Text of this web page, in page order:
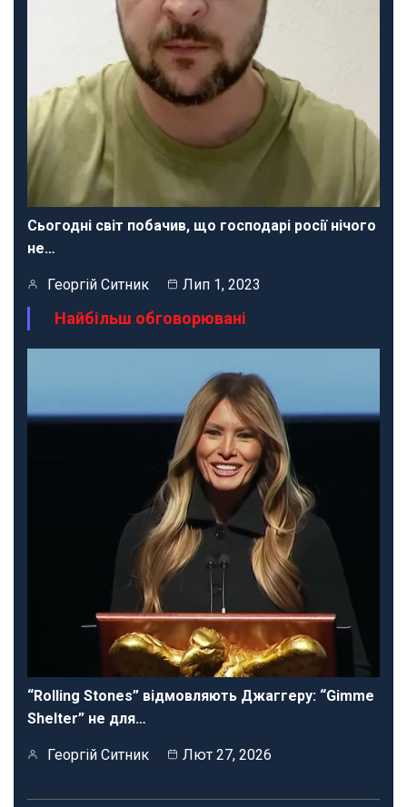
Сьогодні світ побачив, що господарі росії нічого
не…
Георгій Ситник Лип 1, 2023
Найбільш обговорювані
“Rolling Stones” відмовляють Джаггеру: “Gimme
Shelter” не для…
Георгій Ситник Лют 27, 2026